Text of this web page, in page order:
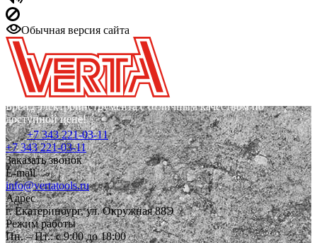
Обычная версия сайта
Бренд электроинструмента с отличным качеством по
доступной цене!
+7 343 221-03-11
+7 343 221-03-11
Заказать звонок
E-mail
info@vertatools.ru
Адрес
г. Екатеринбург, ул. Окружная 88Э
Режим работы
Пн. – Пт.: с 9:00 до 18:00